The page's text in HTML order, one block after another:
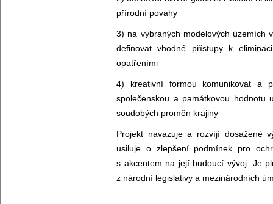
přírodní povahy
3) na vybraných modelových územích
definovat vhodné přístupy k
opatřeními
4) kreativní formou komunikovat a
společenskou a památkovou hodnotu
soudobých proměn krajiny
Projekt navazuje a rozvíjí dosažené
usiluje o zlepšení podmínek pro
s akcentem na její budoucí vývoj. Je
z národní legislativy a mezinárodních